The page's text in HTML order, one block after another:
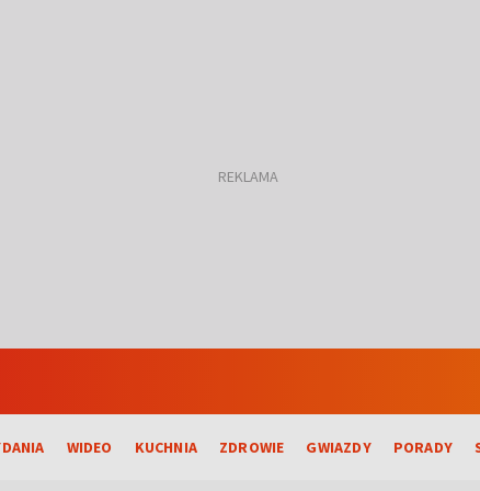
WIDEO KUCHNIA ZDROWIE GWIAZDY PORADY